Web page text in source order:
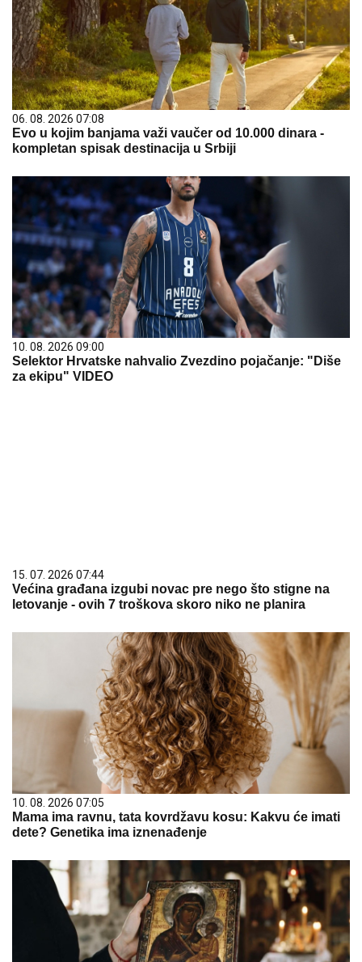
06. 08. 2026 07:08
Evo u kojim banjama važi vaučer od 10.000 dinara -
kompletan spisak destinacija u Srbiji
10. 08. 2026 09:00
Selektor Hrvatske nahvalio Zvezdino pojačanje: "Diše
za ekipu" VIDEO
15. 07. 2026 07:44
Većina građana izgubi novac pre nego što stigne na
letovanje - ovih 7 troškova skoro niko ne planira
10. 08. 2026 07:05
Mama ima ravnu, tata kovrdžavu kosu: Kakvu će imati
dete? Genetika ima iznenađenje